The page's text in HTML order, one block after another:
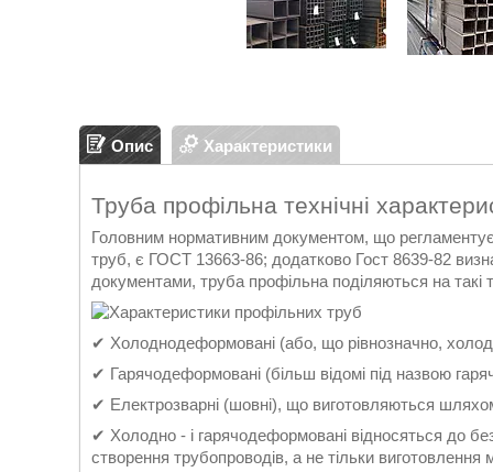
Опис Характеристики
Труба профільна технічні
Головним нормативним документом, що регламентує
труб, є ГОСТ 13663-86; додатково Гост 8639-82
документами, труба профільна поділяються на такі
✔ Холоднодеформовані (або, що рівнозначно,
✔ Гарячодеформовані (більш відомі під назвою
✔ Електрозварні (шовні), що виготовляються
✔ Холодно - і гарячодеформовані відносяться до
створення трубопроводів, а не тільки виготовлення